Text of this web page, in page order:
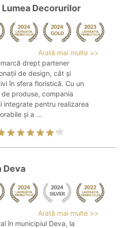
Decorurilor
Arată mai multe >>
drept partener
de design, cât și
în sfera floristică. Cu un
produse, compania
integrate pentru realizarea
și a ...
Deva
Arată mai multe >>
în municipiul Deva, la